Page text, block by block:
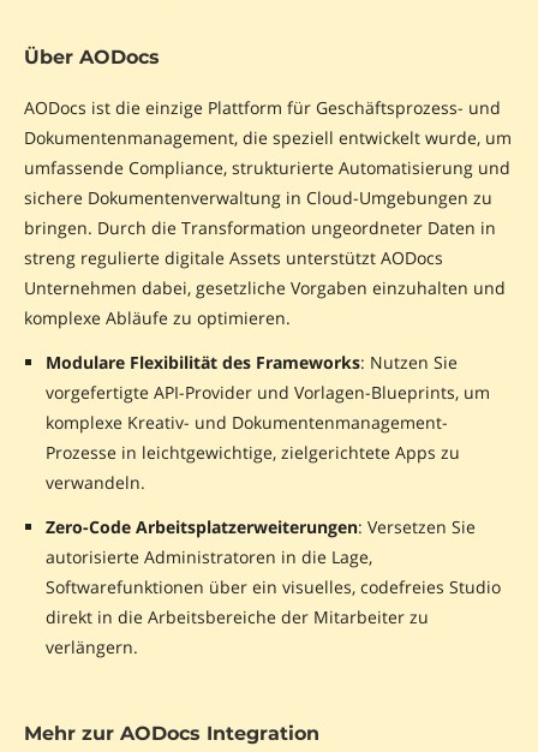
Über AODocs
AODocs ist die einzige Plattform für Geschäftsprozess- und
Dokumentenmanagement, die speziell entwickelt wurde, um
umfassende Compliance, strukturierte Automatisierung und
sichere Dokumentenverwaltung in Cloud-Umgebungen zu
bringen. Durch die Transformation ungeordneter Daten in
streng regulierte digitale Assets unterstützt AODocs
Unternehmen dabei, gesetzliche Vorgaben einzuhalten und
komplexe Abläufe zu optimieren.
Modulare Flexibilität des Frameworks: Nutzen Sie
vorgefertigte API-Provider und Vorlagen-Blueprints, um
komplexe Kreativ- und Dokumentenmanagement-
Prozesse in leichtgewichtige, zielgerichtete Apps zu
verwandeln.
Zero-Code Arbeitsplatzerweiterungen: Versetzen Sie
autorisierte Administratoren in die Lage,
Softwarefunktionen über ein visuelles, codefreies Studio
direkt in die Arbeitsbereiche der Mitarbeiter zu
verlängern.
Mehr zur AODocs Integration